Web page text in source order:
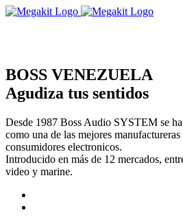
BOSS VENEZUELA
Agudiza tus sentidos
Desde 1987 Boss Audio SYSTEM se
como una de las mejores
consumidores electronicos.
Introducido en más de 12 mercados,
video y marine.